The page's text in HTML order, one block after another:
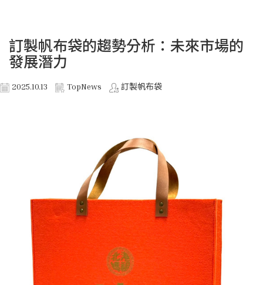
訂製帆布袋的趨勢分析：未來市場的
發展潛力
2025.10.13 TopNews 訂製帆布袋